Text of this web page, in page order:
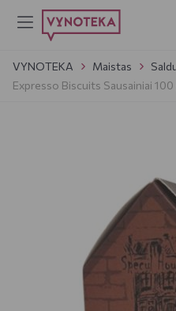
VYNOTEKA Maistas
Expresso Biscuits Sausainiai 100